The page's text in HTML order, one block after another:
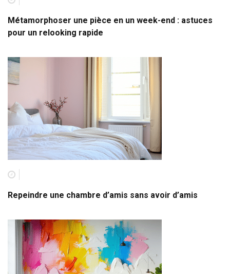
Métamorphoser une pièce en un week-end : astuces
pour un relooking rapide
Repeindre une chambre d’amis sans avoir d’amis